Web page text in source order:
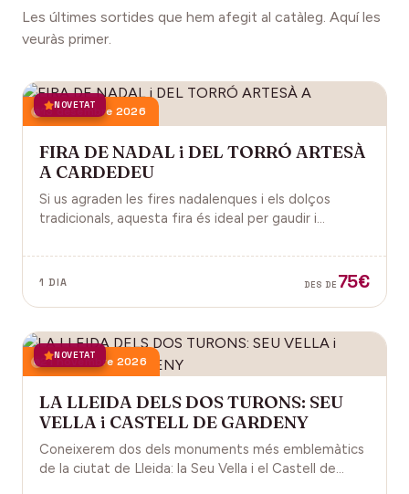
Les últimes sortides que hem afegit al catàleg. Aquí les
veuràs primer.
NOVETAT
13 desembre 2026
FIRA DE NADAL i DEL TORRÓ ARTESÀ
A CARDEDEU
Si us agraden les fires nadalenques i els dolços
tradicionals, aquesta fira és ideal per gaudir i
1 DIA DES DE 75€
NOVETAT
21 novembre 2026
LA LLEIDA DELS DOS TURONS: SEU
VELLA i CASTELL DE GARDENY
Coneixerem dos dels monuments més emblemàtics
de la ciutat de Lleida: la Seu Vella i el Castell de